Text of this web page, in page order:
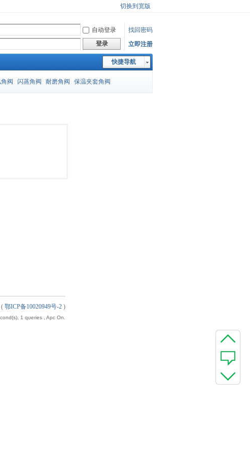
切换到宽版
自动登录
找回密码
登录 立即注册
快捷导航
阀 闪蒸角阀 耐磨角阀 保温夹套角阀
( 鄂ICP备10020949号-2 )
1 queries , Apc On.